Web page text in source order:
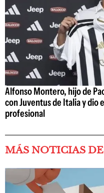
Alfonso Montero, hijo de
con Juventus de Italia y
profesional
MÁS NOTICIAS